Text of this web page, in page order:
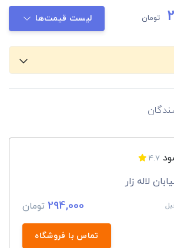
تومان لیست قیمت‌ها
4.7
لاله زار
294,000 تومان
تماس با فروشگاه